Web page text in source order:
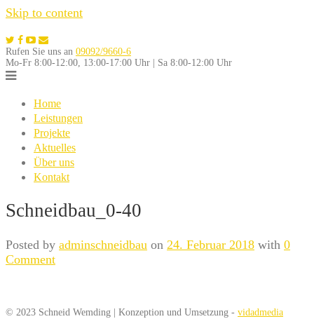
Skip to content
Rufen Sie uns an 09092/9660-6
Mo-Fr 8:00-12:00, 13:00-17:00 Uhr | Sa 8:00-12:00 Uhr
Home
Leistungen
Projekte
Aktuelles
Über uns
Kontakt
Schneidbau_0-40
Posted by adminschneidbau on 24. Februar 2018 with 0
Comment
© 2023 Schneid Wemding | Konzeption und Umsetzung - vidadmedia